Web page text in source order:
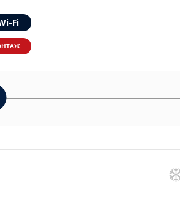
Fi